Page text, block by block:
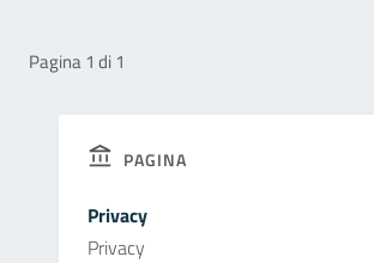
Pagina 1 di 1
PAGINA
Privacy
Privacy